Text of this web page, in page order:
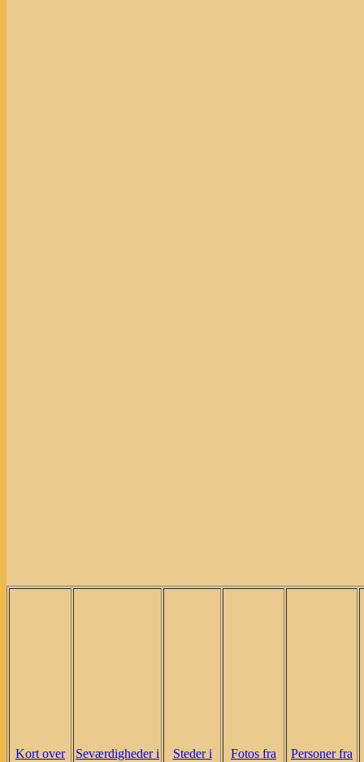
Kort over
Seværdigheder i
Steder i
Fotos fra
Personer fra